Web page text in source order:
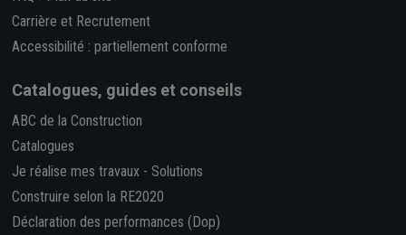
Carrière et Recrutement
Accessibilité : partiellement conforme
Catalogues, guides et conseils
ABC de la Construction
Catalogues
Je réalise mes travaux - Solutions
Construire selon la RE2020
Déclaration des performances (Dop)